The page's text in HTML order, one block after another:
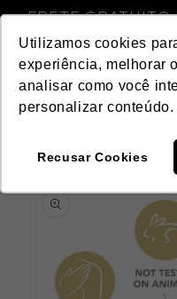
Utilizamos cookies
experiência, melhorar
analisar como você
personalizar conteúdo.
Recusar Cookies
para o
conteúdo
FRETE GRATUITO
DE
informações